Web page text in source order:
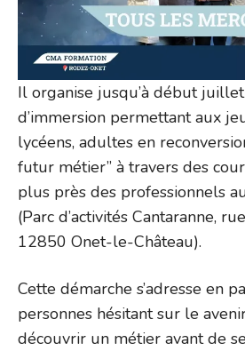
Il organise jusqu’à début
d’immersion permettant aux
lycéens, adultes en
futur métier” à travers des
plus près des professionnels
(Parc d’activités Cantaranne,
12850 Onet-le-Château).
Cette démarche s’adresse en
personnes hésitant sur le
découvrir un métier avant de